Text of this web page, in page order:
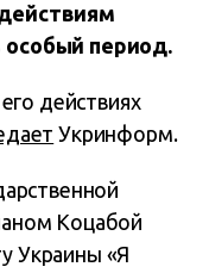
период.
действиях
Укринформ.
Коцабой
Украины «Я